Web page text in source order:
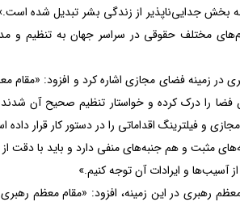
بخش جدایی‌ناپذیر از زندگی بشر تبدیل شده
مختلف حقوقی در سراسر جهان به تنظیم و
زمینه فضای مجازی اشاره کرد و افزود: «مقام
را درک کرده و خواستار تنظیم صحیح آن شدند.
و فیلترینگ اقداماتی را در دستور کار قرار داده
مثبت و هم جنبه‌های منفی دارد و باید با دقت از
آسیب‌ها و ایرادات آن توجه کنیم.»
رهبری در این زمینه، افزود: «مقام معظم